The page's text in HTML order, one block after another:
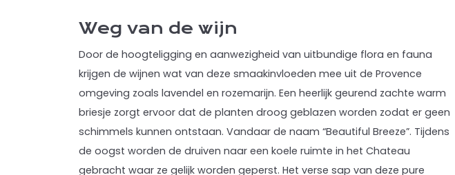
Weg van de wijn
Door de hoogteligging en aanwezigheid van uitbundige flora en fauna
krijgen de wijnen wat van deze smaakinvloeden mee uit de Provence
omgeving zoals lavendel en rozemarijn. Een heerlijk geurend zachte warm
briesje zorgt ervoor dat de planten droog geblazen worden zodat er geen
schimmels kunnen ontstaan. Vandaar de naam “Beautiful Breeze”. Tijdens
de oogst worden de druiven naar een koele ruimte in het Chateau
gebracht waar ze gelijk worden geperst. Het verse sap van deze pure